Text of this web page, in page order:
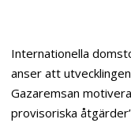
Internationella
anser att
Gazaremsan
provisoriska